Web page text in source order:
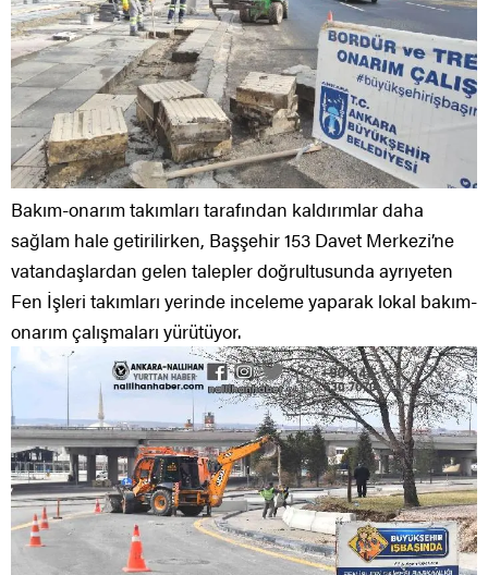
Bakım-onarım takımları tarafından kaldırımlar daha
sağlam hale getirilirken, Başşehir 153 Davet Merkezi’ne
vatandaşlardan gelen talepler doğrultusunda ayrıyeten
Fen İşleri takımları yerinde inceleme yaparak lokal bakım-
onarım çalışmaları yürütüyor.